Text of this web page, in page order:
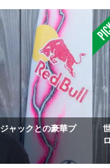
ャックとの豪華プ